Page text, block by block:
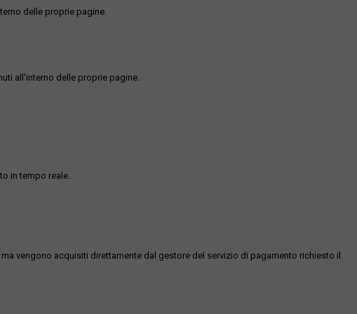
delle proprie pagine.
all'interno delle proprie pagine.
in tempo reale.
vengono acquisiti direttamente dal gestore del servizio di pagamento richiesto il